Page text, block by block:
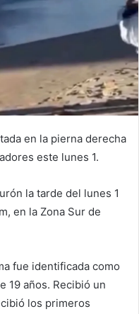
en la pierna derecha
este lunes 1.
la tarde del lunes 1
en la Zona Sur de
fue identificada como
19 años. Recibió un
los primeros